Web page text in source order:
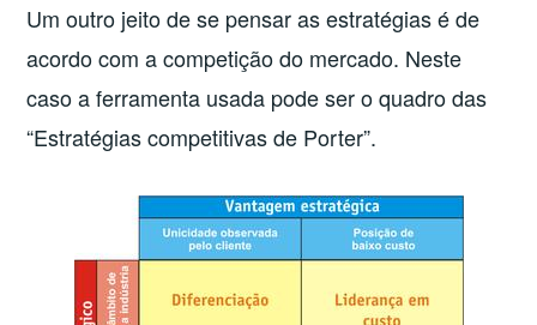
Um outro jeito de se pensar as estratégias é de
acordo com a competição do mercado. Neste
caso a ferramenta usada pode ser o quadro das
“Estratégias competitivas de Porter”.